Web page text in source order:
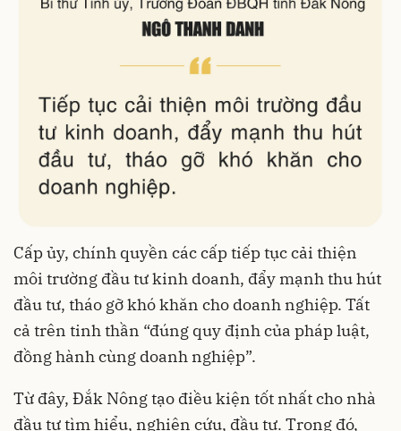
Cấp ủy, chính quyền các cấp tiếp tục cải thiện
môi trường đầu tư kinh doanh, đẩy mạnh thu hút
đầu tư, tháo gỡ khó khăn cho doanh nghiệp. Tất
cả trên tinh thần “đúng quy định của pháp luật,
đồng hành cùng doanh nghiệp”.
Từ đây, Đắk Nông tạo điều kiện tốt nhất cho nhà
đầu tư tìm hiểu, nghiên cứu, đầu tư. Trong đó,